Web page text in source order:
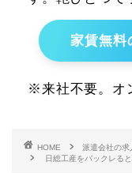
家賃無料
※来社不要。オ
HOME
派遣会社の求
日総工産をバックレる